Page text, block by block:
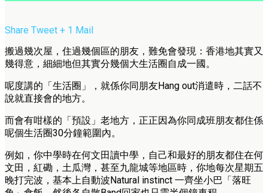
Share Tweet + 1 Mail
搬過幾次屋，住過幾個區的朋友，難免會發現：香港地其實又
幾得意，細細地但其實分幾個大生活圈自成一國。
呢度講的「生活圈」，就係你同朋友Hang out消遣時，二話不
說就直接會的地方。
而會有咁樣的「預設」老地方，正正因為你同成班朋友都住係
呢個生活圈30分鐘範圍內。
例如，你中學時在何文田讀中學，自己和最好的朋友都住在何
文田，紅磡，土瓜灣，甚至九龍城等地區時，你地每次星期五
晚打完波，基本上自動波Natural instinct 一齊坐小巴「落旺